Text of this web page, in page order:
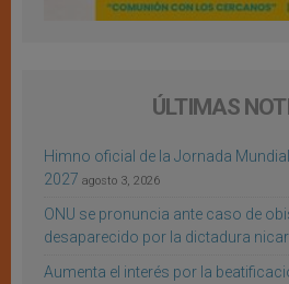
ÚLTIMAS
Himno oficial de la Jornada
2027 agosto 3, 2026
ONU se pronuncia ante caso de
desaparecido por la dictadura
Aumenta el interés por la